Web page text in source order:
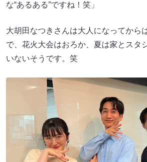
な“あるある”ですね！笑」
大胡田なつきさんは大人になってから
で、花火大会はおろか、夏は家とスタ
いないそうです。笑